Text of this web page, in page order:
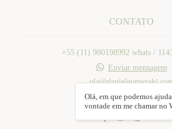
CONTATO
+55 (11) 980198992 whats /
Enviar mensagem
Mogi das Cruzes / SP
Olá, em que podemos
vontade em me chamar no